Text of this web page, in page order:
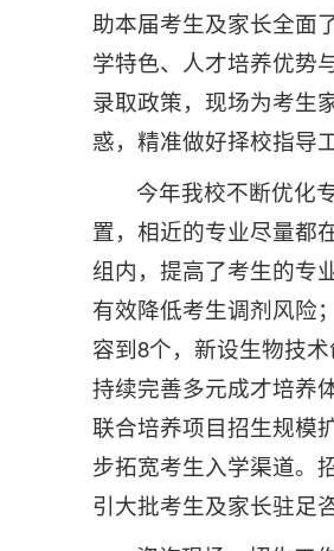
助本届考生及家长全面
学特色、人才培养优势
录取政策，现场为考生
惑，精准做好择校指导
今年我校不断优化
置，相近的专业尽量都
组内，提高了考生的专
有效降低考生调剂风险
容到8个，新设生物技术
持续完善多元成才培养
联合培养项目招生规模
步拓宽考生入学渠道。
引大批考生及家长驻足